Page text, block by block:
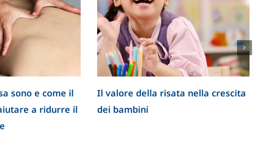
sono e come il
a ridurre il
Il valore della risata nella crescita
dei bambini